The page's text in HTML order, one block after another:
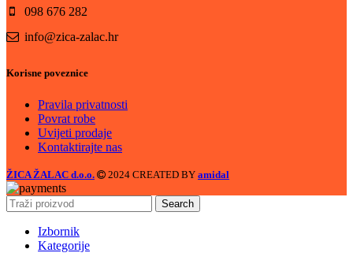
098 676 282
info@zica-zalac.hr
Korisne poveznice
Pravila privatnosti
Povrat robe
Uvijeti prodaje
Kontaktirajte nas
ŽICA ŽALAC d.o.o. 2024 CREATED BY amidal
Search
Izbornik
Kategorije